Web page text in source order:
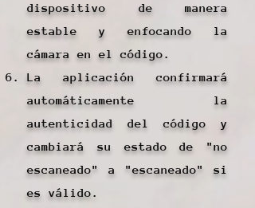
dispositivo de manera
estable y enfocando la
cámara en el código.
La aplicación confirmará
automáticamente la
autenticidad del código y
cambiará su estado de "no
escaneado" a "escaneado" si
es válido.